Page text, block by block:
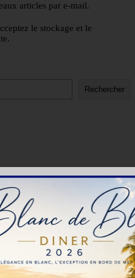
articles par e-mail.
le stockage et le
Rechercher
(1)